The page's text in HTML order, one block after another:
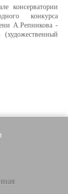
консерватории
конкурса
А.Репникова -
(художественный